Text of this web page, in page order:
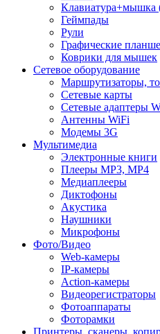
Клавиатура+мышка
Геймпады
Рули
Графические
Коврики для мышек
Сетевое оборудование
Маршрутизаторы,
Сетевые карты
Сетевые адаптеры
Антенны WiFi
Модемы 3G
Мультимедиа
Электронные книги
Плееры MP3, MP4
Медиаплееры
Диктофоны
Акустика
Наушники
Микрофоны
Фото/Видео
Web-камеры
IP-камеры
Action-камеры
Видеорегистраторы
Фотоаппараты
Фоторамки
Принтеры, сканеры,